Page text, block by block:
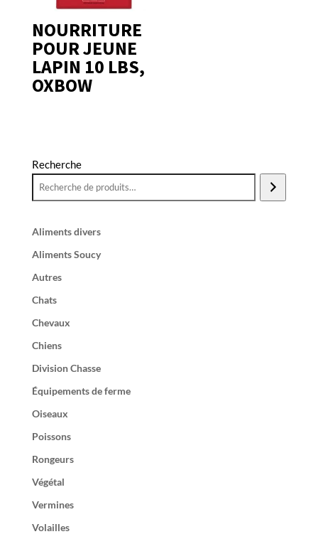
NOURRITURE
POUR JEUNE
LAPIN 10 LBS,
OXBOW
Recherche
Aliments divers
Aliments Soucy
Autres
Chats
Chevaux
Chiens
Division Chasse
Équipements de ferme
Oiseaux
Poissons
Rongeurs
Végétal
Vermines
Volailles